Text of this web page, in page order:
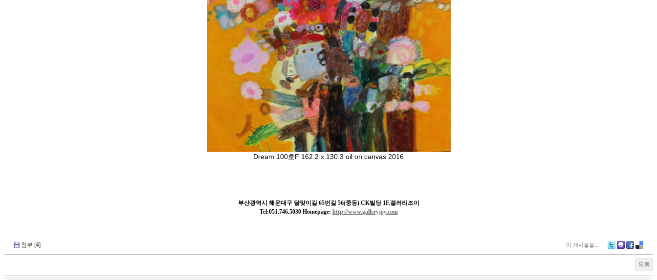
Dream 100호F 162.2 x 130.3 oil on canvas 2016
부산광역시 해운대구 달맞이길 65번길 56(중동) CK빌딩 1F.갤러리조이
Tel:051.746.5030 Homepage: http://www.galleryjoy.com
첨부 [4] 이 게시물을...
Tw M
y
Fa
ok
De
lici
ou
s
목록